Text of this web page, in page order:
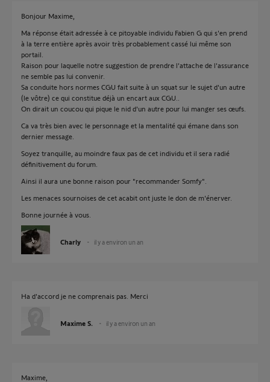
Bonjour Maxime,
Ma réponse était adressée à ce pitoyable individu Fabien G qui s'en prend
à la terre entière après avoir très probablement cassé lui même son
portail.
Raison pour laquelle notre suggestion de prendre l'attache de l'assurance
ne semble pas lui convenir.
Sa conduite hors normes CGU fait suite à un squat sur le sujet d'un autre
(le vôtre) ce qui constitue déjà un encart aux CGU..
On dirait un coucou qui pique le nid d'un autre pour lui manger ses œufs.
Ca va très bien avec le personnage et la mentalité qui émane dans son
dernier message.
Soyez tranquille, au moindre faux pas de cet individu et il sera radié
définitivement du forum.
Ainsi il aura une bonne raison pour "recommander Somfy".
Les menaces sournoises de cet acabit ont juste le don de m'énerver.
Bonne journée à vous.
Charly il y a environ un an
Ha d'accord je ne comprenais pas. Merci
Maxime S. il y a environ un an
Maxime,